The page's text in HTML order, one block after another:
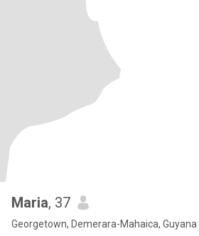
Maria, 37
Georgetown, Demerara-Mahaica, Guyana